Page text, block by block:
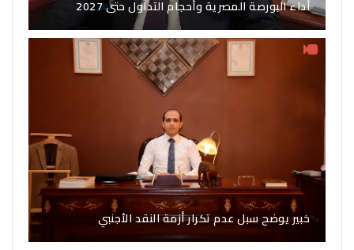
أداء البورصة المصرية وأحجام التداول حتى 2027
خبير يوضح سبل عدم تكرار أزمة النقد الأجنبي